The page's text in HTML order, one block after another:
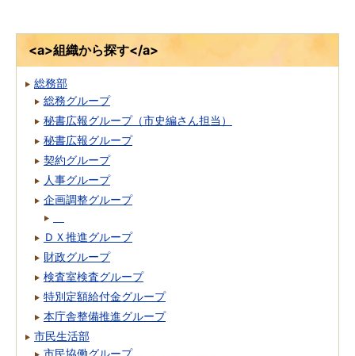
<a>組織から探す</a>
総務部
総務グループ
秘書広報グループ（市史編さん担当）
秘書広報グループ
契約グループ
人事グループ
企画調整グループ
ＤＸ推進グループ
財政グループ
検査室検査グループ
特別定額給付金グループ
本庁舎整備推進グループ
市民生活部
市民協働グループ